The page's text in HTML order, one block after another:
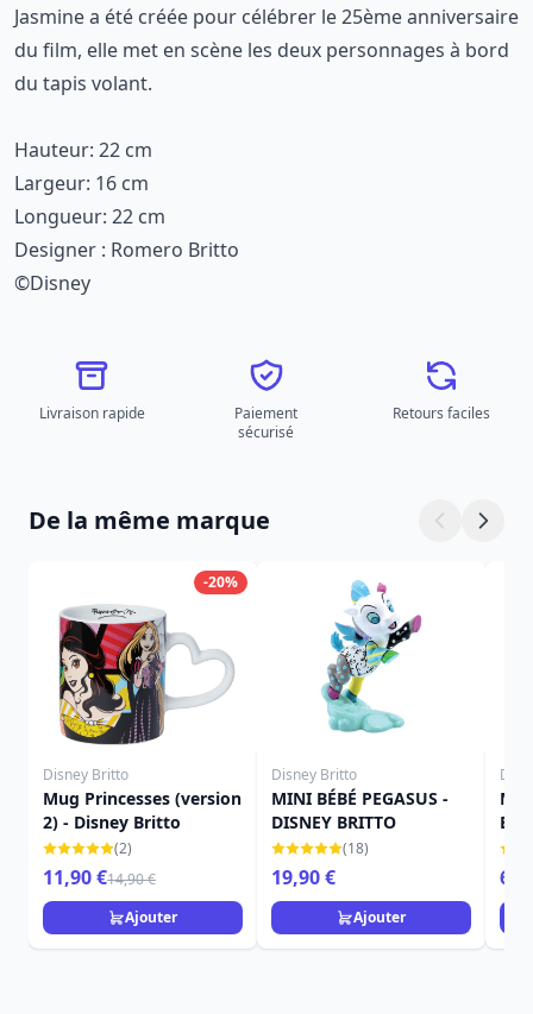
Jasmine a été créée pour célébrer le 25ème anniversaire
du film, elle met en scène les deux personnages à bord
du tapis volant.
Hauteur: 22 cm
Largeur: 16 cm
Longueur: 22 cm
Designer : Romero Britto
©Disney
Livraison rapide
Paiement
sécurisé
Retours faciles
De la même marque
-20%
Disney Britto
Mug Princesses (version
2) - Disney Britto
(2)
11,90 €14,90 €
Ajouter
Disney Britto
MINI BÉBÉ PEGASUS -
DISNEY BRITTO
(18)
19,90 €
Ajouter